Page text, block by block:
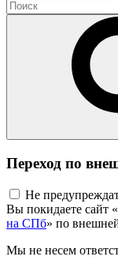
Переход по
Не
Вы покидаете сайт «
на СПб» по
Мы не несем